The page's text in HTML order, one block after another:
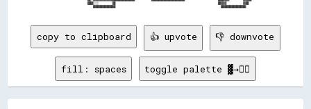
copy to clipboard 👍 upvote 👎 downvote
fill: spaces toggle palette ▓→✊🏽